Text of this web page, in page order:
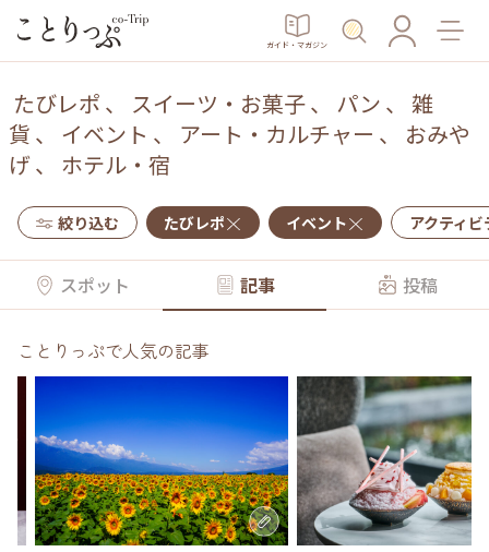
ガイド・マガジン
たびレポ 、 スイーツ・お菓子、 パン 、 雑
貨 、 イベント 、 アート・カルチャー 、 おみや
げ 、 ホテル・宿
絞り込む たびレポ イベント アクティ
スポット 記事 投稿
ことりっぷで人気の記事